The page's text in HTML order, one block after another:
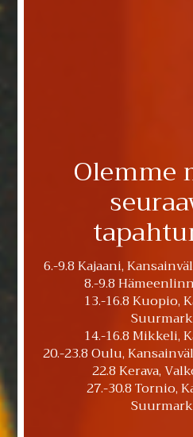
Olemme
6.-9.8 Kajaani,
8.-9.8
13.-16.8 Kuopio,
14.-16.8 Mikkeli,
20.-23.8 Oulu,
22.8 Kerava,
27.-30.8 Tornio,
Tilaa herkut kätevästi
Yli 50€ tilaukset
Käytämme